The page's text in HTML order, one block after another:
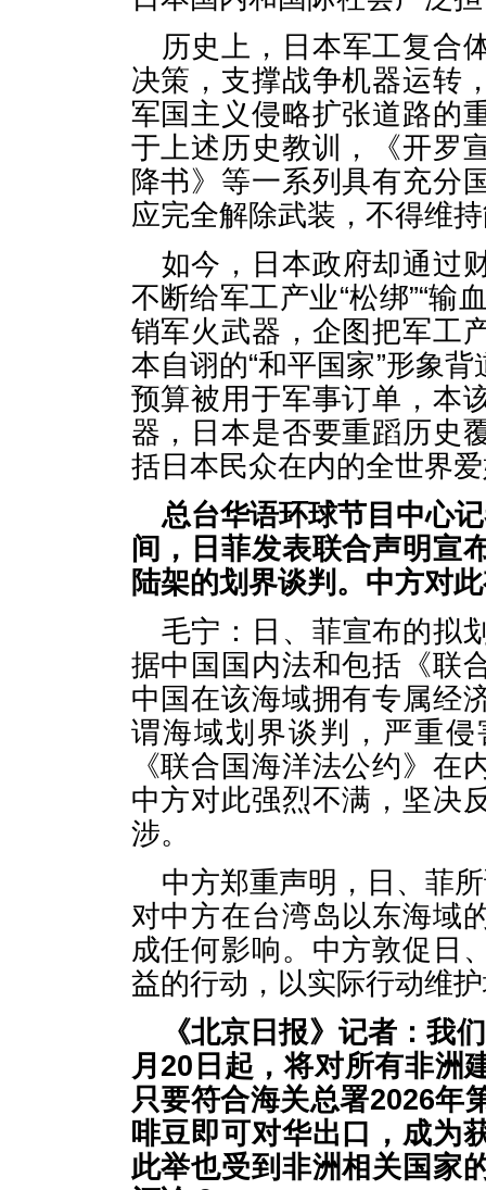
历史上，日本军工复合
决策，支撑战争机器运转
军国主义侵略扩张道路的
于上述历史教训，《开罗
降书》等一系列具有充分
应完全解除武装，不得维
如今，日本政府却通过
不断给军工产业“松绑”“输
销军火武器，企图把军工
本自诩的“和平国家”形象
预算被用于军事订单，本
器，日本是否要重蹈历史
括日本民众在内的全世界
总台华语环球节目中心
间，日菲发表联合声明宣
陆架的划界谈判。中方对
毛宁：日、菲宣布的拟
据中国国内法和包括《联
中国在该海域拥有专属经
谓海域划界谈判，严重
《联合国海洋法公约》在
中方对此强烈不满，坚决
涉。
中方郑重声明，日、菲
对中方在台湾岛以东海域
成任何影响。中方敦促日
益的行动，以实际行动维
《北京日报》记者：我
月20日起，将对所有非洲
只要符合海关总署2026年
啡豆即可对华出口，成为
此举也受到非洲相关国家